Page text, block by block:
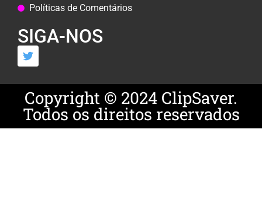
Políticas de Comentários
SIGA-NOS
Copyright © 2024 ClipSaver.
Todos os direitos reservados